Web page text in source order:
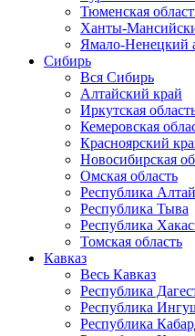
Тюменская
Ханты-
Ямало-Ненецкий
Сибирь
Вся Сибирь
Алтайский край
Иркутская
Кемеровская
Красноярский
Новосибирская
Омская область
Республика Алтай
Республика Тыва
Республика
Томская область
Кавказ
Весь Кавказ
Республика
Республика
Республика